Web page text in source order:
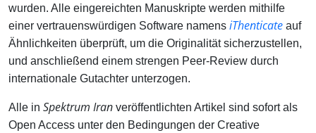
wurden. Alle eingereichten Manuskripte werden mithilfe
einer vertrauenswürdigen Software namens iThenticate auf
Ähnlichkeiten überprüft, um die Originalität sicherzustellen,
und anschließend einem strengen Peer-Review durch
internationale Gutachter unterzogen.
Alle in Spektrum Iran veröffentlichten Artikel sind sofort als
Open Access unter den Bedingungen der Creative